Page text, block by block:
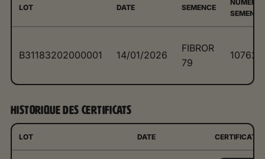
LOT DATE SEMENCE
NUMÉRO
SEMENCE
B31183202000001 14/01/2026
FIBROR
79
HISTORIQUE DES CERTIFICATS
LOT DATE CERTIFICAT